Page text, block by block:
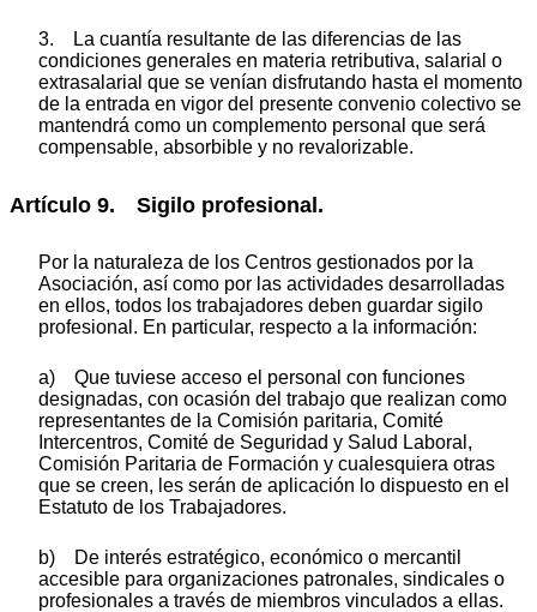
3. La cuantía resultante de las diferencias de las
condiciones generales en materia retributiva, salarial o
extrasalarial que se venían disfrutando hasta el momento
de la entrada en vigor del presente convenio colectivo se
mantendrá como un complemento personal que será
compensable, absorbible y no revalorizable.
Artículo 9. Sigilo profesional.
Por la naturaleza de los Centros gestionados por la
Asociación, así como por las actividades desarrolladas
en ellos, todos los trabajadores deben guardar sigilo
profesional. En particular, respecto a la información:
a) Que tuviese acceso el personal con funciones
designadas, con ocasión del trabajo que realizan como
representantes de la Comisión paritaria, Comité
Intercentros, Comité de Seguridad y Salud Laboral,
Comisión Paritaria de Formación y cualesquiera otras
que se creen, les serán de aplicación lo dispuesto en el
Estatuto de los Trabajadores.
b) De interés estratégico, económico o mercantil
accesible para organizaciones patronales, sindicales o
profesionales a través de miembros vinculados a ellas.